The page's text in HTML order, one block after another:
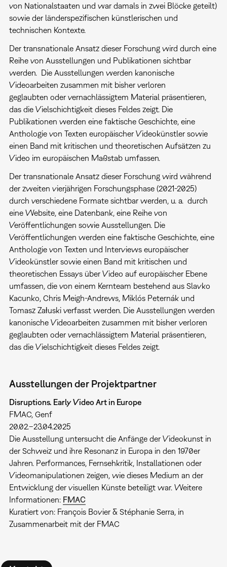
von Nationalstaaten und war damals in zwei Blöcke geteilt)
sowie der länderspezifischen künstlerischen und
technischen Kontexte.
Der transnationale Ansatz dieser Forschung wird durch eine
Reihe von Ausstellungen und Publikationen sichtbar
werden. Die Ausstellungen werden kanonische
Videoarbeiten zusammen mit bisher verloren
geglaubten oder vernachlässigtem Material präsentieren,
das die Vielschichtigkeit dieses Feldes zeigt. Die
Publikationen werden eine faktische Geschichte, eine
Anthologie von Texten europäischer Videokünstler sowie
einen Band mit kritischen und theoretischen Aufsätzen zu
Video im europäischen Maßstab umfassen.
Der transnationale Ansatz dieser Forschung wird während
der zweiten vierjährigen Forschungsphase (2021-2025)
durch verschiedene Formate sichtbar werden, u. a. durch
eine Website, eine Datenbank, eine Reihe von
Veröffentlichungen sowie Ausstellungen. Die
Veröffentlichungen werden eine faktische Geschichte, eine
Anthologie von Texten und Interviews europäischer
Videokünstler sowie einen Band mit kritischen und
theoretischen Essays über Video auf europäischer Ebene
umfassen, die von einem Kernteam bestehend aus Slavko
Kacunko, Chris Meigh-Andrews, Miklós Peternák und
Tomasz Zaƚuski verfasst werden. Die Ausstellungen werden
kanonische Videoarbeiten zusammen mit bisher verloren
geglaubten oder vernachlässigtem Material präsentieren,
das die Vielschichtigkeit dieses Feldes zeigt.
Ausstellungen der Projektpartner
Disruptions. Early Video Art in Europe
FMAC, Genf
20.02.–23.04.2025
Die Ausstellung untersucht die Anfänge der Videokunst in
der Schweiz und ihre Resonanz in Europa in den 1970er
Jahren. Performances, Fernsehkritik, Installationen oder
Videomanipulationen zeigen, wie dieses Medium an der
Entwicklung der visuellen Künste beteiligt war. Weitere
Informationen: FMAC
Kuratiert von: François Bovier & Stéphanie Serra, in
Zusammenarbeit mit der FMAC